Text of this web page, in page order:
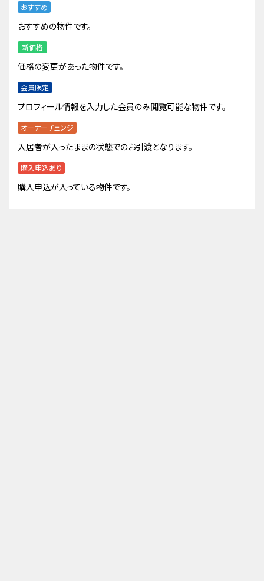
おすすめ
おすすめの物件です。
新価格
価格の変更があった物件です。
会員限定
プロフィール情報を入力した会員のみ閲覧可能な物件です。
オーナーチェンジ
入居者が入ったままの状態でのお引渡となります。
購入申込あり
購入申込が入っている物件です。